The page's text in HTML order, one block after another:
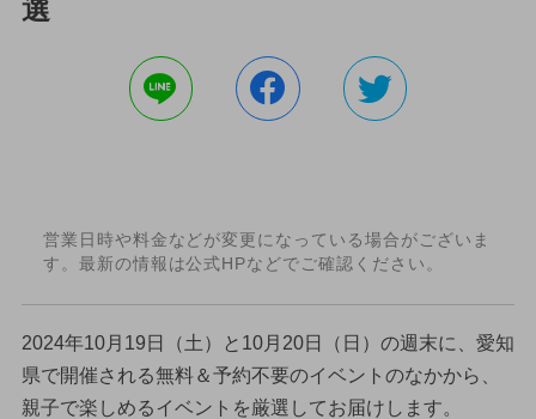
選
営業日時や料金などが変更になっている場合がございま
す。最新の情報は公式HPなどでご確認ください。
2024年10月19日（土）と10月20日（日）の週末に、愛知
県で開催される無料＆予約不要のイベントのなかから、
親子で楽しめるイベントを厳選してお届けします。